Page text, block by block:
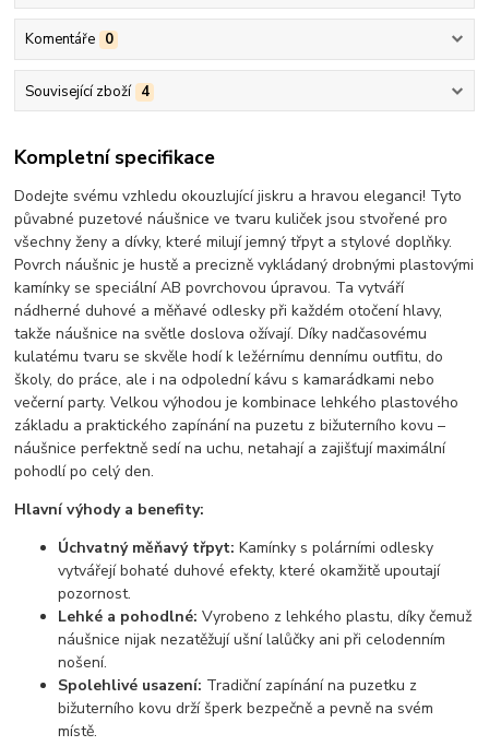
Komentáře 0
Související zboží 4
Kompletní specifikace
Dodejte svému vzhledu okouzlující jiskru a hravou eleganci! Tyto
půvabné puzetové náušnice ve tvaru kuliček jsou stvořené pro
všechny ženy a dívky, které milují jemný třpyt a stylové doplňky.
Povrch náušnic je hustě a precizně vykládaný drobnými plastovými
kamínky se speciální AB povrchovou úpravou. Ta vytváří
nádherné duhové a měňavé odlesky při každém otočení hlavy,
takže náušnice na světle doslova ožívají. Díky nadčasovému
kulatému tvaru se skvěle hodí k ležérnímu dennímu outfitu, do
školy, do práce, ale i na odpolední kávu s kamarádkami nebo
večerní party. Velkou výhodou je kombinace lehkého plastového
základu a praktického zapínání na puzetu z bižuterního kovu –
náušnice perfektně sedí na uchu, netahají a zajišťují maximální
pohodlí po celý den.
Hlavní výhody a benefity:
Úchvatný měňavý třpyt: Kamínky s polárními odlesky
vytvářejí bohaté duhové efekty, které okamžitě upoutají
pozornost.
Lehké a pohodlné: Vyrobeno z lehkého plastu, díky čemuž
náušnice nijak nezatěžují ušní lalůčky ani při celodenním
nošení.
Spolehlivé usazení: Tradiční zapínání na puzetku z
bižuterního kovu drží šperk bezpečně a pevně na svém
místě.